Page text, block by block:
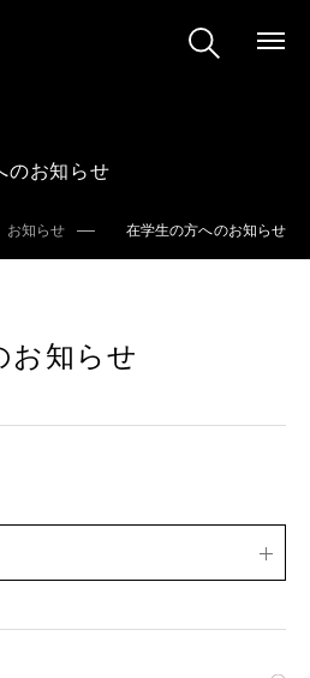
のお知らせ
お知らせ 在学生の方へのお知らせ
お知らせ